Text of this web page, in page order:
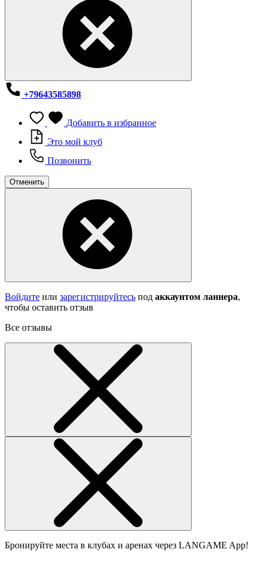
+79643585898
Добавить в избранное
Это мой клуб
Позвонить
Отменить
Войдите или зарегистрируйтесь под аккаунтом ланнера,
чтобы оставить отзыв
Все отзывы
Бронируйте места в клубах и аренах через LANGAME App!